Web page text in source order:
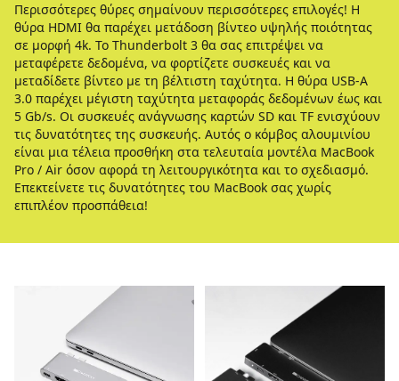
Περισσότερες θύρες σημαίνουν περισσότερες επιλογές! Η
θύρα HDMI θα παρέχει μετάδοση βίντεο υψηλής ποιότητας
σε μορφή 4k. Το Thunderbolt 3 θα σας επιτρέψει να
μεταφέρετε δεδομένα, να φορτίζετε συσκευές και να
μεταδίδετε βίντεο με τη βέλτιστη ταχύτητα. Η θύρα USB-A
3.0 παρέχει μέγιστη ταχύτητα μεταφοράς δεδομένων έως και
5 Gb/s. Οι συσκευές ανάγνωσης καρτών SD και TF ενισχύουν
τις δυνατότητες της συσκευής. Αυτός ο κόμβος αλουμινίου
είναι μια τέλεια προσθήκη στα τελευταία μοντέλα MacBook
Pro / Air όσον αφορά τη λειτουργικότητα και το σχεδιασμό.
Επεκτείνετε τις δυνατότητες του MacBook σας χωρίς
επιπλέον προσπάθεια!